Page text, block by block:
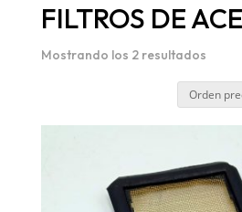
FILTROS DE
Mostrando los 2 resultados